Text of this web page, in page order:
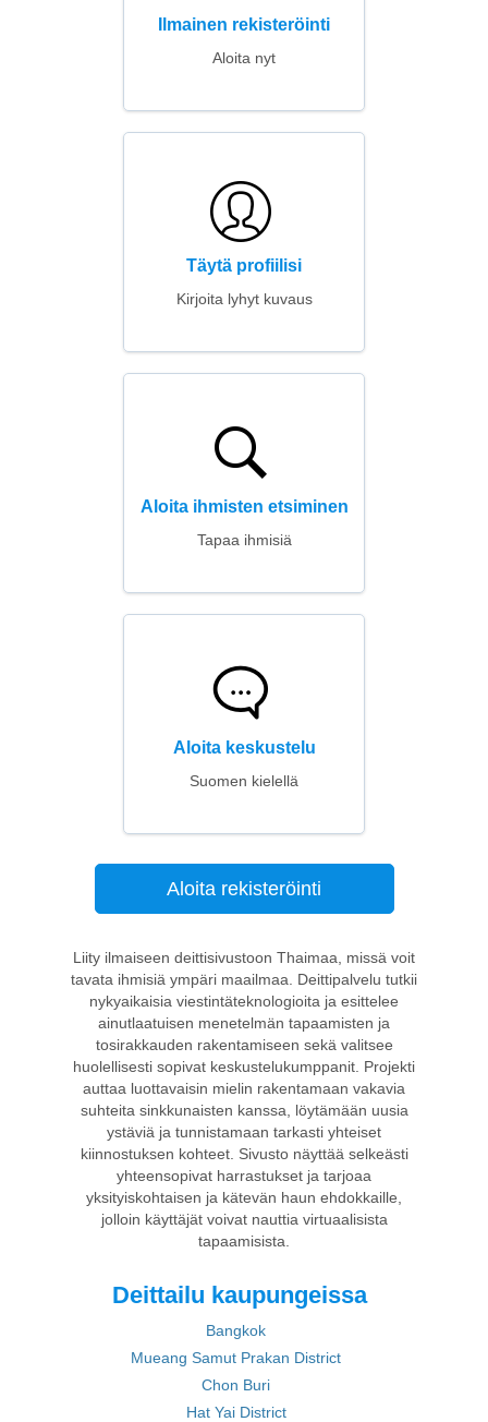
Ilmainen rekisteröinti
Aloita nyt
Täytä profiilisi
Kirjoita lyhyt kuvaus
Aloita ihmisten etsiminen
Tapaa ihmisiä
Aloita keskustelu
Suomen kielellä
Aloita rekisteröinti
Liity ilmaiseen deittisivustoon Thaimaa, missä voit
tavata ihmisiä ympäri maailmaa. Deittipalvelu tutkii
nykyaikaisia viestintäteknologioita ja esittelee
ainutlaatuisen menetelmän tapaamisten ja
tosirakkauden rakentamiseen sekä valitsee
huolellisesti sopivat keskustelukumppanit. Projekti
auttaa luottavaisin mielin rakentamaan vakavia
suhteita sinkkunaisten kanssa, löytämään uusia
ystäviä ja tunnistamaan tarkasti yhteiset
kiinnostuksen kohteet. Sivusto näyttää selkeästi
yhteensopivat harrastukset ja tarjoaa
yksityiskohtaisen ja kätevän haun ehdokkaille,
jolloin käyttäjät voivat nauttia virtuaalisista
tapaamisista.
Deittailu kaupungeissa
Bangkok
Mueang Samut Prakan District
Chon Buri
Hat Yai District